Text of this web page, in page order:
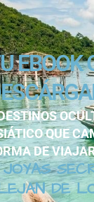
en
lo
de ir
todo
de
EBOOK
QUE
DE
DE